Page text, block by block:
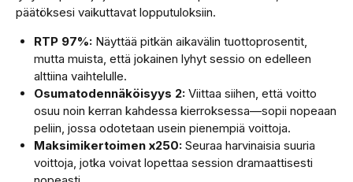
päätöksesi vaikuttavat lopputuloksiin.
RTP 97%:Näyttää pitkän aikavälin tuottoprosentit,
mutta muista, että jokainen lyhyt sessio on edelleen
alttiina vaihtelulle.
Osumatodennäköisyys 2:Viittaa siihen, että voitto
osuu noin kerran kahdessa kierroksessa—sopii nopeaan
peliin, jossa odotetaan usein pienempiä voittoja.
Maksimikertoimen x250:Seuraa harvinaisia suuria
voittoja, jotka voivat lopettaa session dramaattisesti